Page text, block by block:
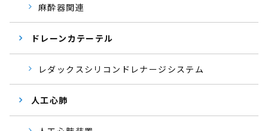
麻酔器関連
ドレーンカテーテル
レダックスシリコンドレナージシステム
人工心肺